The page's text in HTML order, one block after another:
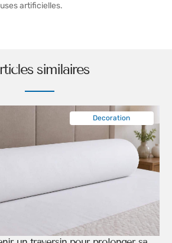
artificielles.
similaires
Decoration